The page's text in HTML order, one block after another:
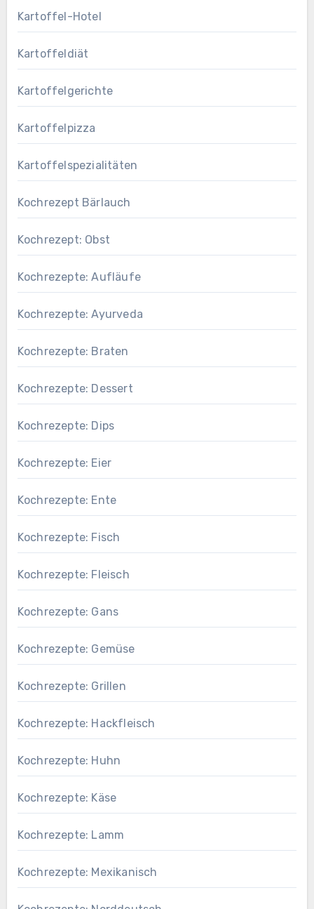
Kartoffel-Hotel
Kartoffeldiät
Kartoffelgerichte
Kartoffelpizza
Kartoffelspezialitäten
Kochrezept Bärlauch
Kochrezept: Obst
Kochrezepte: Aufläufe
Kochrezepte: Ayurveda
Kochrezepte: Braten
Kochrezepte: Dessert
Kochrezepte: Dips
Kochrezepte: Eier
Kochrezepte: Ente
Kochrezepte: Fisch
Kochrezepte: Fleisch
Kochrezepte: Gans
Kochrezepte: Gemüse
Kochrezepte: Grillen
Kochrezepte: Hackfleisch
Kochrezepte: Huhn
Kochrezepte: Käse
Kochrezepte: Lamm
Kochrezepte: Mexikanisch